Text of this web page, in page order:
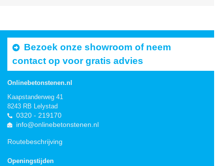
Bezoek onze showroom of neem
contact op voor gratis advies
Onlinebetonstenen.nl
Kaapstanderweg 41
8243 RB Lelystad
0320 - 219170
info@onlinebetonstenen.nl
Routebeschrijving
Openingstijden